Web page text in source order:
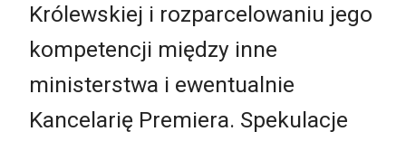
Królewskiej i rozparcelowaniu jego
kompetencji między inne
ministerstwa i ewentualnie
Kancelarię Premiera. Spekulacje